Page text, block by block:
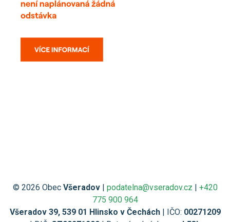
© 2026 Obec Všeradov| podatelna@vseradov.cz | +420
775 900 964
Všeradov 39, 539 01 Hlinsko v Čechách| IČO: 00271209